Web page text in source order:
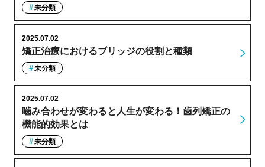
未分類
矯正治療におけるブリッジの役割と種類
2025.07.02
未分類
噛み合わせが変わると人生が変わる！歯列矯正の
機能的効果とは
2025.07.02
未分類